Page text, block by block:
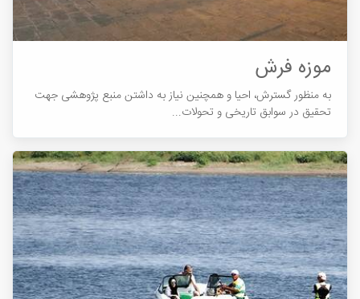
موزه فرش
به منظور گسترش، احیا و همچنین نیاز به داشتن منبع پژوهشی جهت
تحقیق در سوابق تاریخی و تحولات...